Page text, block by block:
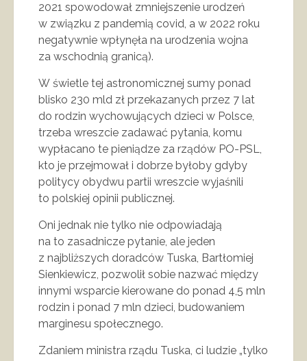
2021 spowodował zmniejszenie urodzeń
w związku z pandemią covid, a w 2022 roku
negatywnie wpłynęła na urodzenia wojna
za wschodnią granicą).
W świetle tej astronomicznej sumy ponad
blisko 230 mld zł przekazanych przez 7 lat
do rodzin wychowujących dzieci w Polsce,
trzeba wreszcie zadawać pytania, komu
wypłacano te pieniądze za rządów PO-PSL,
kto je przejmował i dobrze byłoby gdyby
politycy obydwu partii wreszcie wyjaśnili
to polskiej opinii publicznej.
Oni jednak nie tylko nie odpowiadają
na to zasadnicze pytanie, ale jeden
z najbliższych doradców Tuska, Bartłomiej
Sienkiewicz, pozwolił sobie nazwać między
innymi wsparcie kierowane do ponad 4,5 mln
rodzin i ponad 7 mln dzieci, budowaniem
marginesu społecznego.
Zdaniem ministra rządu Tuska, ci ludzie „tylko